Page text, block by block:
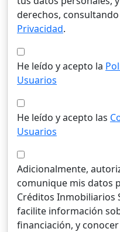
derechos,
Privacidad.
He leído y acepto la
Usuarios
He leído y acepto las
Usuarios
Adicionalmente,
comunique mis datos
Créditos Inmobiliarios
facilite información
financiación, y